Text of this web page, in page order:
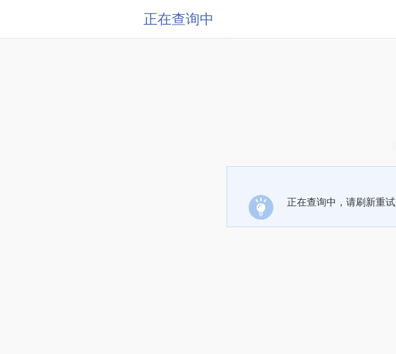
正在查询中
正在查询中，请刷新重试